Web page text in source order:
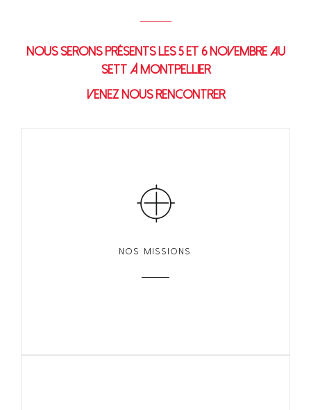
Nous serons présents les 5 et 6 novembre au
SETT à montpellier
– VENEZ NOUS RENCONTRER –
NOS MISSIONS